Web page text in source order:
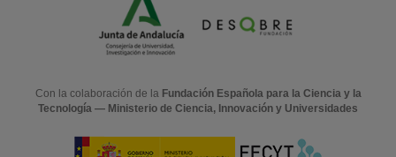
Con la colaboración de la Fundación Española para la Ciencia y la
Tecnología — Ministerio de Ciencia, Innovación y Universidades